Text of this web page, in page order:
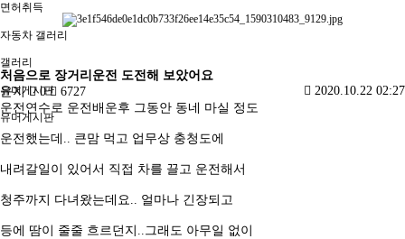
면허취득
자동차 갤러리
갤러리
유머게시판
유머게시판
처음으로 장거리운전 도전해 보았어요
윤지
0 6727
2020.10.22 02:27
운전연수로 운전배운후 그동안 동네 마실 정도
운전했는데.. 큰맘 먹고 업무상 충청도에
내려갈일이 있어서 직접 차를 끌고 운전해서
청주까지 다녀왔는데요.. 얼마나 긴장되고
등에 땀이 줄줄 흐르던지..그래도 아무일 없이